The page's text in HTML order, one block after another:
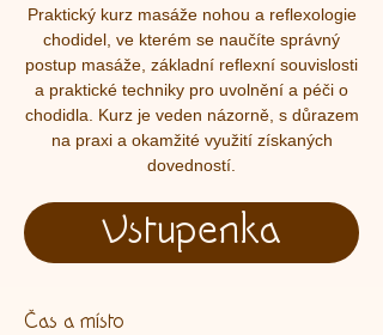
Praktický kurz masáže nohou a reflexologie
chodidel, ve kterém se naučíte správný
postup masáže, základní reflexní souvislosti
a praktické techniky pro uvolnění a péči o
chodidla. Kurz je veden názorně, s důrazem
na praxi a okamžité využití získaných
dovedností.
Vstupenka
Čas a místo